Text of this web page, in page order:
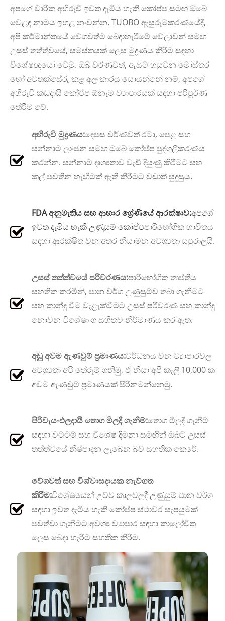
අපගේ වාරික අභිරුචි ඉවත දැමිය හැකි කෝප්ප සමඟ ඔබේ
වෙළඳ නාමය ඉහළ නංවන්න. TUOBO ඇසුරුම්කරණයේදී,
අපි කර්මාන්තයේ වේගවත්ම බෙදාහැරීමේ වේලාවන් සමඟ
උසස් තත්ත්වයේ, සමස්තයක් ලෙස මුද්‍රණය කිරීම සඳහා
විශේෂඥයෝ වෙමු. ඔබ වර්ණවත්, ඇසට හසුවන මෝස්තර
හෝ අවතක්සේරු කළ අලංකාරය සොයන්නේ නම්, අපගේ
අභිරුචි කඩදාසි කෝප්ප ඕනෑම ව්‍යාපාරයක් සඳහා පරිපූර්ණ
තේරීම වේ.
අභිරුචි මුද්‍රණය:දෙපස වර්ණවත් රටා, පෙළ සහ
සන්නාම ලාංඡන සමඟ ඔබේ කෝප්ප පුද්ගලීකරණය
කරන්න. සන්නාම දෘශ්‍යතාව වැඩි දියුණු කිරීමට සහ
කල් පවතින හැඟීමක් ඇති කිරීමට වඩාත් සුදුසුය.
FDA අනුමැතිය සහ ආහාර ශ්‍රේණියේ ආරක්ෂාව:අපගේ
ඉවත දැමිය හැකි උණුසුම් කෝප්පපාරිභෝගික භාවිතය
සඳහා ආරක්ෂිත වන අතර නියාමන අවශ්‍යතා සපුරාලයි.
උසස් තත්ත්වයේ පරිවරණය:පාරිභෝගික තෘප්තිය
සහතික කරමින්, පාන වර්ග උණුසුම්ව තබා ගැනීමට
සහ කාන්දු වීම වැළැක්වීමට උසස් පරිවරණ සහ කාන්දු
නොවන විශේෂාංග සහිතව නිර්මාණය කර ඇත.
අඩු අවම ඇණවුම් ප්‍රමාණය:වර්ධනය වන ව්‍යාපාරවල
අවශ්‍යතා අපි තේරුම් ගනිමු, ඒ නිසා අපි කෑලි 10,000 ක
අවම ඇණවුම් ප්‍රමාණයක් පිරිනමන්නෙමු.
පිරිවැය-ඵලදායී තොග මිලදී ගැනීම්:තොග මිලදී ගැනීම්
සඳහා වට්ටම් සහ විශේෂ දීමනා සමඟින් ඔබට උසස්
තත්ත්වයේ නිෂ්පාදන ලැබෙන බව සහතික කෙරේ.
වේගවත් සහ විශ්වාසදායක නැව්ගත
කිරීම:විශේෂයෙන් උච්ච කාලවලදී උණුසුම් පාන වර්ග
සඳහා ඉවත දැමිය හැකි කෝප්ප ස්ථාවර සැපයුමක්
පවත්වා ගැනීමට අවශ්‍ය ව්‍යාපාර සඳහා කාලෝචිත
ලෙස බෙදා හැරීම සහතික කිරීම.